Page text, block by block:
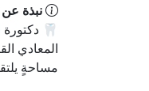
نبذة
🦷 دكتورة
المعادي
مساحةٍ